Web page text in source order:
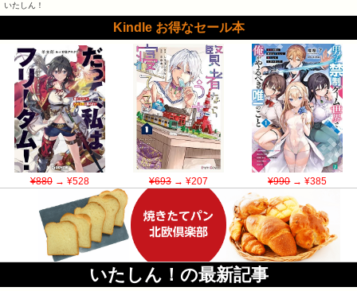
いたしん！
Kindle お得なセール本
¥880→ ¥528 ¥693→ ¥207 ¥990→ ¥385
いたしん！の最新記事